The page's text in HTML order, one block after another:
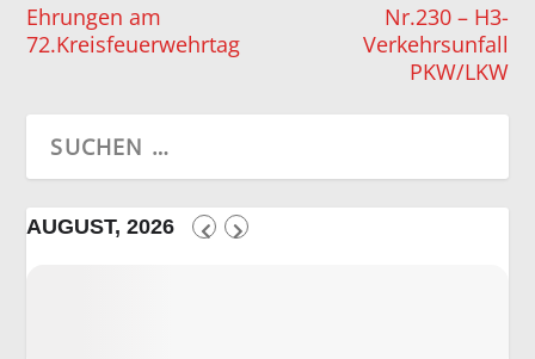
Ehrungen am
72.Kreisfeuerwehrtag
Nr.230 – H3-
Verkehrsunfall
PKW/LKW
AUGUST, 2026